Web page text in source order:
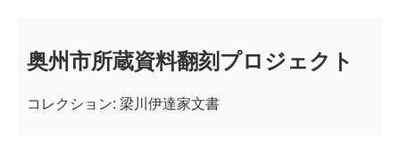
奥州市所蔵資料翻刻プロジェクト
コレクション: 梁川伊達家文書